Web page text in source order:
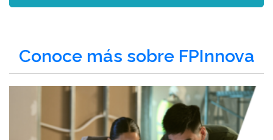
Conoce más sobre FPInnova